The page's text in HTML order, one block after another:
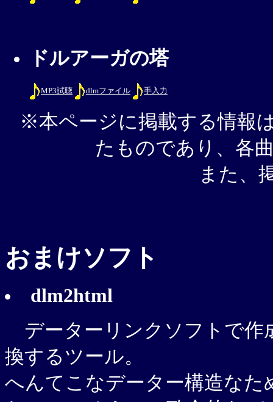
ドルアーガの塔
MP3試聴 dlmファイル 手入力
※本ページに掲載する情報
たものであり、各
また、
おまけソフト
dlm2html
データーリンクソフトで作
換するツール。
へんてこなデーター構造なた